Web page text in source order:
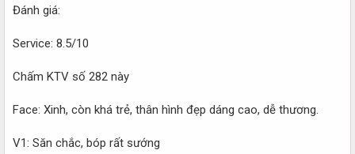
Đánh giá:
Service: 8.5/10
Chấm KTV số 282 này
Face: Xinh, còn khá trẻ, thân hình đẹp dáng cao, dễ thương.
V1: Săn chắc, bóp rất sướng